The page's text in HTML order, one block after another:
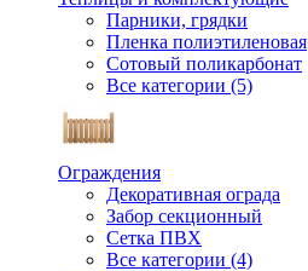
Парники, грядки
Пленка полиэтиленовая
Сотовый поликарбонат
Все категории (5)
Ограждения
Декоративная ограда
Забор секционный
Сетка ПВХ
Все категории (4)